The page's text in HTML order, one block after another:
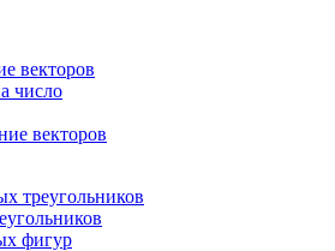
векторов
число
векторов
треугольников
фигур